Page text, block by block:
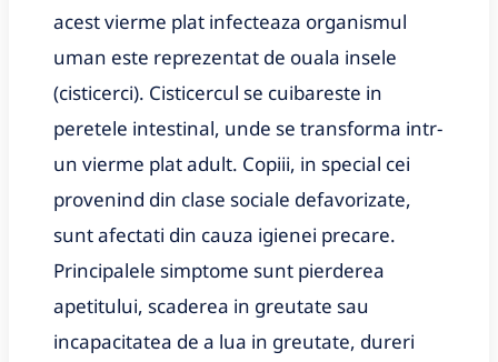
acest vierme plat infecteaza organismul
uman este reprezentat de ouala insele
(cisticerci). Cisticercul se cuibareste in
peretele intestinal, unde se transforma intr-
un vierme plat adult. Copiii, in special cei
provenind din clase sociale defavorizate,
sunt afectati din cauza igienei precare.
Principalele simptome sunt pierderea
apetitului, scaderea in greutate sau
incapacitatea de a lua in greutate, dureri